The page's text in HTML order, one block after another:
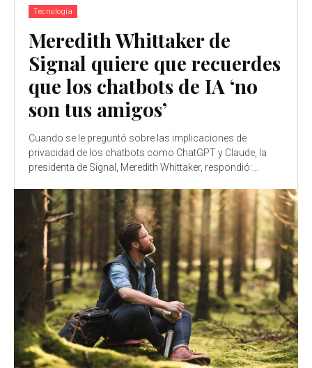
Tecnología
Meredith Whittaker de
Signal quiere que recuerdes
que los chatbots de IA ‘no
son tus amigos’
Cuando se le preguntó sobre las implicaciones de
privacidad de los chatbots como ChatGPT y Claude, la
presidenta de Signal, Meredith Whittaker, respondió:...